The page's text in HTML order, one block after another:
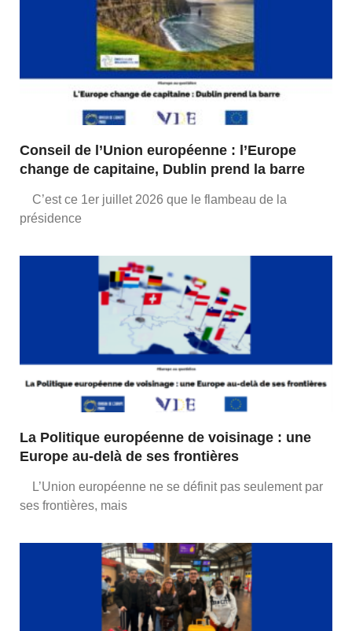
Conseil de l’Union européenne : l’Europe
change de capitaine, Dublin prend la barre
C’est ce 1er juillet 2026 que le flambeau de la
présidence
La Politique européenne de voisinage : une
Europe au-delà de ses frontières
L’Union européenne ne se définit pas seulement par
ses frontières, mais